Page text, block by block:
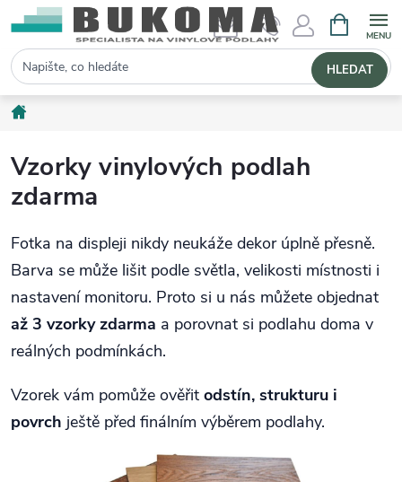
Hledat HLEDAT
Domů
Vzorky vinylových podlah
zdarma
Fotka na displeji nikdy neukáže dekor úplně přesně.
Barva se může lišit podle světla, velikosti místnosti i
nastavení monitoru. Proto si u nás můžete objednat
až 3 vzorky zdarma a porovnat si podlahu doma v
reálných podmínkách.
Vzorek vám pomůže ověřit odstín, strukturu i
povrch ještě před finálním výběrem podlahy.